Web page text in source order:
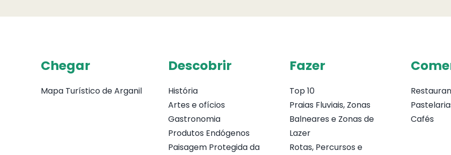
Chegar
Mapa Turístico de Arganil
Descobrir
História
Artes e ofícios
Gastronomia
Produtos Endógenos
Paisagem Protegida da
Fazer
Top 10
Praias Fluviais, Zonas
Balneares e Zonas de
Lazer
Rotas, Percursos e
Cafés